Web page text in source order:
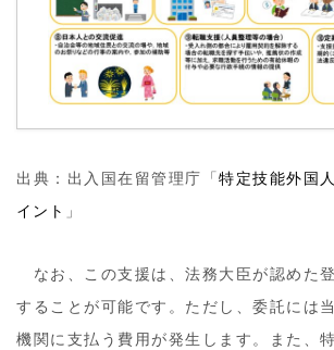
出典：出入国在留管理庁「特定技能外国
イント 」
なお、この支援は、法務大臣が認めた
することが可能です。ただし、委託には
機関に支払う費用が発生します。また、